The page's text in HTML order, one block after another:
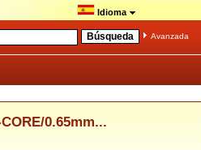
Idioma
Avanzada
0.65mm...